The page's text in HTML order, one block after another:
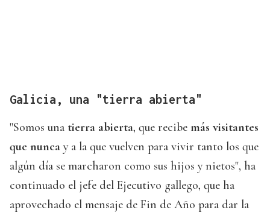
Galicia, una "tierra abierta"
"Somos una tierra abierta, que recibe más visitantes
que nunca y a la que vuelven para vivir tanto los que
algún día se marcharon como sus hijos y nietos", ha
continuado el jefe del Ejecutivo gallego, que ha
aprovechado el mensaje de Fin de Año para dar la